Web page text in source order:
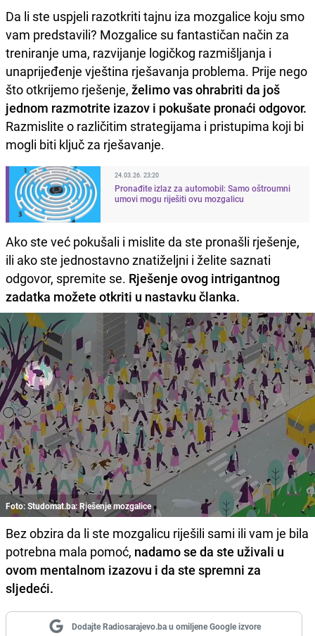
Da li ste uspjeli razotkriti tajnu iza mozgalice koju smo
vam predstavili? Mozgalice su fantastičan način za
treniranje uma, razvijanje logičkog razmišljanja i
unaprijeđenje vještina rješavanja problema. Prije nego
što otkrijemo rješenje, želimo vas ohrabriti da još
jednom razmotrite izazov i pokušate pronaći odgovor.
Razmislite o različitim strategijama i pristupima koji bi
mogli biti ključ za rješavanje.
24.03.26. 23:20
Pronađite izlaz za automobil: Samo oštroumni
umovi mogu riješiti ovu mozgalicu
Ako ste već pokušali i mislite da ste pronašli rješenje,
ili ako ste jednostavno znatiželjni i želite saznati
odgovor, spremite se. Rješenje ovog intrigantnog
zadatka možete otkriti u nastavku članka.
Foto: Studomat.ba: Rješenje mozgalice
Bez obzira da li ste mozgalicu riješili sami ili vam je bila
potrebna mala pomoć, nadamo se da ste uživali u
ovom mentalnom izazovu i da ste spremni za
sljedeći.
Dodajte Radiosarajevo.ba u omiljene Google izvore